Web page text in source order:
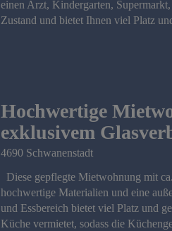
einen Arzt, Kindergarten,
Zustand und bietet Ihnen viel Platz
Hochwertige
exklusivem
4690 Schwanenstadt
Diese gepflegte Mietwohnung mit
hochwertige Materialien und eine
und Essbereich bietet viel Platz und
Küche vermietet, sodass die